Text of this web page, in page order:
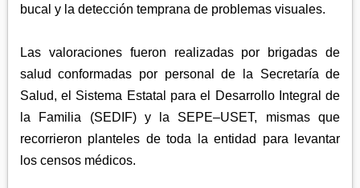
bucal y la detección temprana de problemas visuales.
Las valoraciones fueron realizadas por brigadas de
salud conformadas por personal de la Secretaría de
Salud, el Sistema Estatal para el Desarrollo Integral de
la Familia (SEDIF) y la SEPE–USET, mismas que
recorrieron planteles de toda la entidad para levantar
los censos médicos.